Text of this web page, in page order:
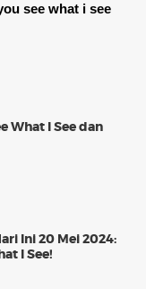
see what i see
What I See dan
Ini 20 Mei 2024:
I See!